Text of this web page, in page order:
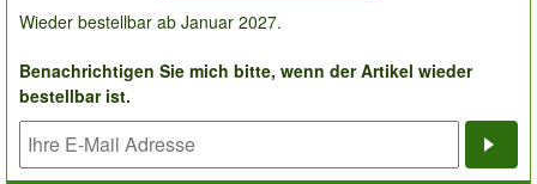
Wieder bestellbar ab Januar 2027.
Benachrichtigen Sie mich bitte, wenn der Artikel wieder
bestellbar ist.